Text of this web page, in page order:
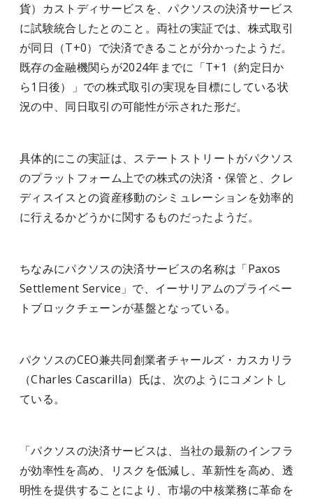
貨）カストディサービスを、パクソスの決済サービス
に試験統合したとのこと。両社の実証では、株式取引
が同日（T+0）で決済できることが分かったようだ。
既存の金融機関らが2024年までに「T+1（約定日か
ら1日後）」での株式取引の実現を目標にしている状
況の中、同日取引の可能性が示された形だ。
具体的にこの実証は、ステートストリートがパクソス
のプラットフォーム上での株式の決済・保管と、クレ
ディスイスとの資産移動のシミュレーションを効率的
に行えるかどうかに関するものだったようだ。
ちなみにパクソスの決済サービスの名称は「Paxos
Settlement Service」で、イーサリアムのプライベー
トブロックチェーンが基盤となっている。
パクソスのCEO兼共同創業者チャールズ・カスカリラ
（Charles Cascarilla）氏は、次のようにコメントし
ている。
「パクソスの決済サービスは、当社の最新のインフラ
が効率性を高め、リスクを低減し、革新性を高め、透
明性を提供することにより、市場の中核業務に革命を